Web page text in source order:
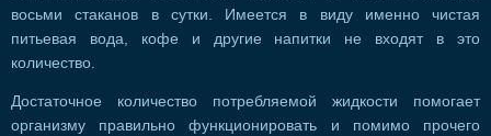
восьми стаканов в сутки. Имеется в виду именно чистая
питьевая вода, кофе и другие напитки не входят в это
количество.
Достаточное количество потребляемой жидкости помогает
организму правильно функционировать и помимо прочего